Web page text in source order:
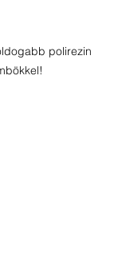
polirezin